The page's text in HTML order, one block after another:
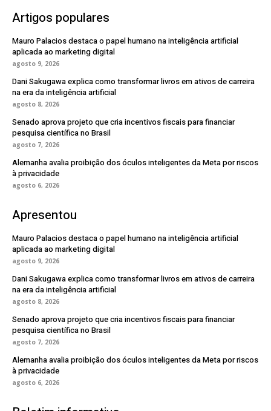
Artigos populares
Mauro Palacios destaca o papel humano na inteligência artificial
aplicada ao marketing digital
agosto 9, 2026
Dani Sakugawa explica como transformar livros em ativos de carreira
na era da inteligência artificial
agosto 8, 2026
Senado aprova projeto que cria incentivos fiscais para financiar
pesquisa científica no Brasil
agosto 7, 2026
Alemanha avalia proibição dos óculos inteligentes da Meta por riscos
à privacidade
agosto 6, 2026
Apresentou
Mauro Palacios destaca o papel humano na inteligência artificial
aplicada ao marketing digital
agosto 9, 2026
Dani Sakugawa explica como transformar livros em ativos de carreira
na era da inteligência artificial
agosto 8, 2026
Senado aprova projeto que cria incentivos fiscais para financiar
pesquisa científica no Brasil
agosto 7, 2026
Alemanha avalia proibição dos óculos inteligentes da Meta por riscos
à privacidade
agosto 6, 2026